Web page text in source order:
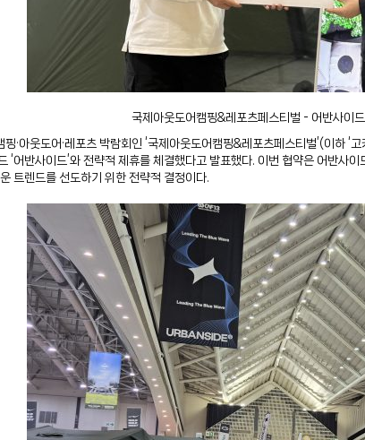
국제아웃도어캠핑&레포츠페스티벌 - 어반사이
·아웃도어·레포츠 박람회인 ‘국제아웃도어캠핑&레포츠페스티벌’(이하
‘어반사이드’와 전략적 제휴를 체결했다고 발표했다. 이번 협약은 어반사
트렌드를 선도하기 위한 전략적 결정이다.